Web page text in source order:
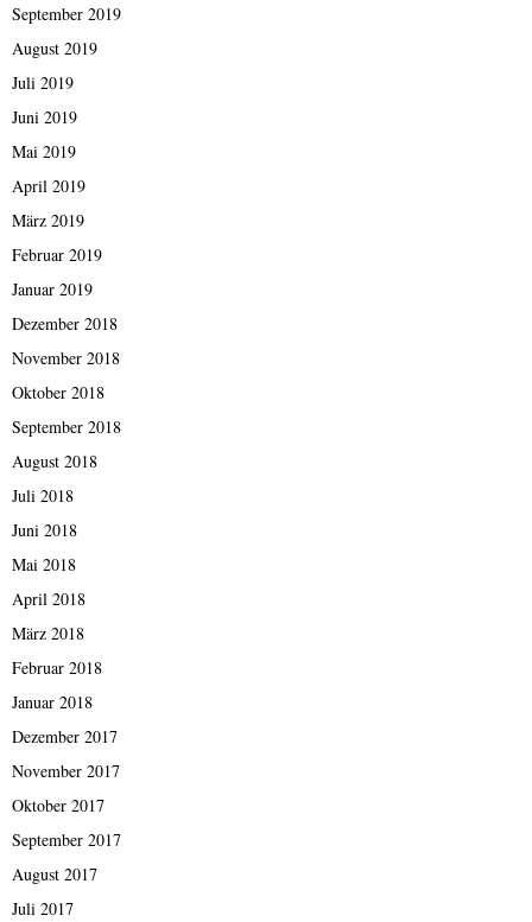
September 2019
August 2019
Juli 2019
Juni 2019
Mai 2019
April 2019
März 2019
Februar 2019
Januar 2019
Dezember 2018
November 2018
Oktober 2018
September 2018
August 2018
Juli 2018
Juni 2018
Mai 2018
April 2018
März 2018
Februar 2018
Januar 2018
Dezember 2017
November 2017
Oktober 2017
September 2017
August 2017
Juli 2017